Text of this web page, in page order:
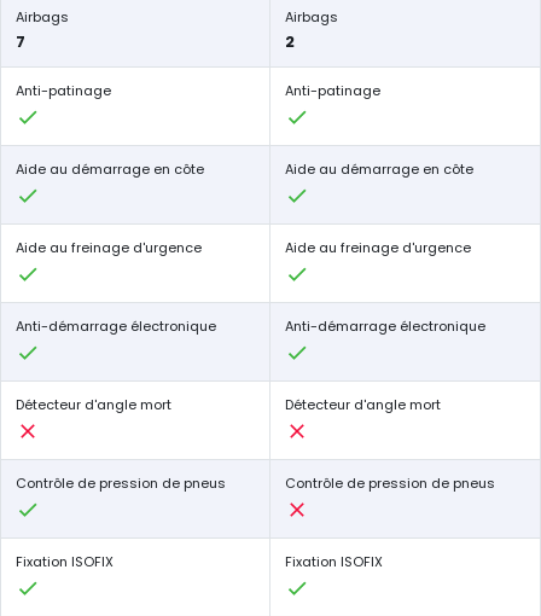
Airbags
7
Airbags
2
Anti-patinage Anti-patinage
Aide au démarrage en côte Aide au démarrage en côte
Aide au freinage d'urgence Aide au freinage d'urgence
Anti-démarrage électronique Anti-démarrage électronique
Détecteur d'angle mort Détecteur d'angle mort
Contrôle de pression de pneus Contrôle de pression de pneus
Fixation ISOFIX Fixation ISOFIX